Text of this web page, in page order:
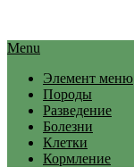
Menu
Элемент меню
Породы
Разведение
Болезни
Клетки
Кормление